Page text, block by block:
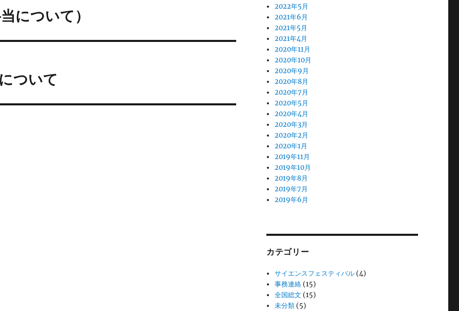
について）
ついて
2022年5月
2021年6月
2021年5月
2021年4月
2020年11月
2020年10月
2020年9月
2020年8月
2020年7月
2020年5月
2020年4月
2020年3月
2020年2月
2020年1月
2019年11月
2019年10月
2019年8月
2019年7月
2019年6月
カテゴリー
サイエンスフェスティバル (4)
事務連絡 (15)
全国総文 (15)
未分類 (5)